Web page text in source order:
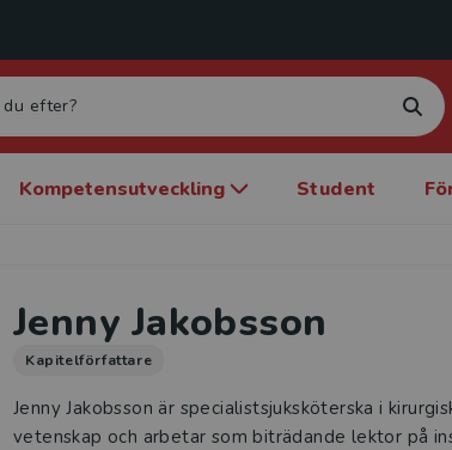
Kompetensutveckling Student
Jenny Jakobsson
Kapitelförfattare
Jenny Jakobsson är specialistsjuksköterska i
vetenskap och arbetar som biträdande lektor på